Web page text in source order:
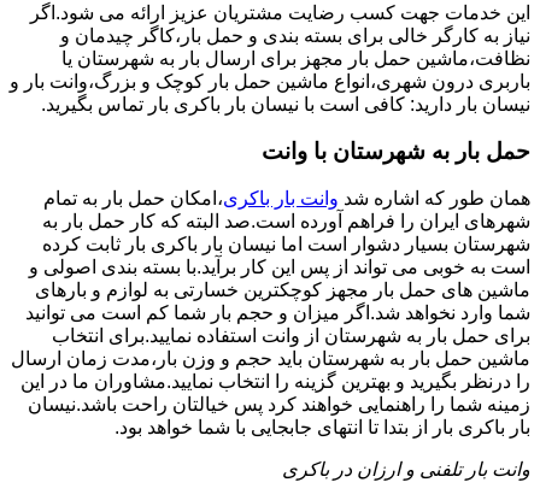
این خدمات جهت کسب رضایت مشتریان عزیز ارائه می شود.اگر
نیاز به کارگر خالی برای بسته بندی و حمل بار،کاگر چیدمان و
نظافت،ماشین حمل بار مجهز برای ارسال بار به شهرستان یا
باربری درون شهری،انواع ماشین حمل بار کوچک و بزرگ،وانت بار و
نیسان بار دارید: کافی است با نیسان بار باکری بار تماس بگیرید.
حمل بار به شهرستان با وانت
همان طور که اشاره شد وانت بار باکری،امکان حمل بار به تمام
شهرهای ایران را فراهم آورده است.صد البته که کار حمل بار به
شهرستان بسیار دشوار است اما نیسان بار باکری بار ثابت کرده
است به خوبی می تواند از پس این کار برآید.با بسته بندی اصولی و
ماشین های حمل بار مجهز کوچکترین خسارتی به لوازم و بارهای
شما وارد نخواهد شد.اگر میزان و حجم بار شما کم است می توانید
برای حمل بار به شهرستان از وانت استفاده نمایید.برای انتخاب
ماشین حمل بار به شهرستان باید حجم و وزن بار،مدت زمان ارسال
را درنظر بگیرید و بهترین گزینه را انتخاب نمایید.مشاوران ما در این
زمینه شما را راهنمایی خواهند کرد پس خیالتان راحت باشد.نیسان
بار باکری بار از بتدا تا انتهای جابجایی با شما خواهد بود.
وانت بار تلفنی و ارزان در باکری